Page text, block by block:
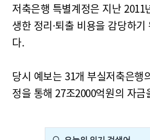
저축은행 특별계정은 지난
생한 정리·퇴출 비용을 감당하
다.
당시 예보는 31개 부실저축은행
정을 통해 27조2000억원의 자